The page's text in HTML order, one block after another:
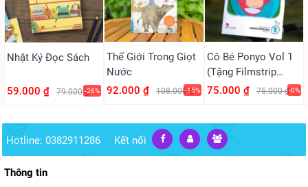
Nhật Ký Đọc Sách
59.000 ₫ 79.000 ₫-26%
Thế Giới Trong Giọt
Nước
92.000 ₫
108.000 ₫
-15%
Cô Bé Ponyo Vol 1
(Tặng Filmstrip
PVC)
75.000 ₫ 75.000 ₫-0%
Hotline: 0382911286 Kết nối
Thông tin